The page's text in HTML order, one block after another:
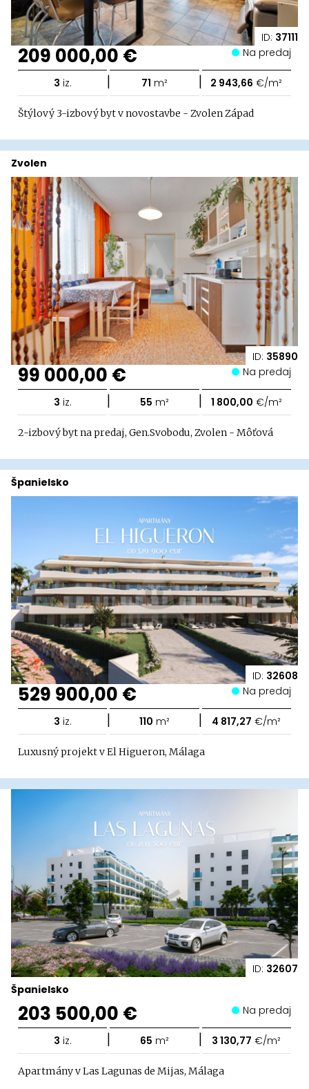
ID: 37111
209 000,00 € Na predaj
3 iz. | 71 m² | 2 943,66 €/m²
Štýlový 3-izbový byt v novostavbe - Zvolen Západ
ID: 35890
Zvolen
99 000,00 € Na predaj
3 iz. | 55 m² | 1 800,00 €/m²
2-izbový byt na predaj, Gen.Svobodu, Zvolen - Môťová
ID: 32608
Španielsko
529 900,00 € Na predaj
3 iz. | 110 m² | 4 817,27 €/m²
Luxusný projekt v El Higueron, Málaga
ID: 32607
Španielsko
203 500,00 € Na predaj
3 iz. | 65 m² | 3 130,77 €/m²
Apartmány v Las Lagunas de Mijas, Málaga